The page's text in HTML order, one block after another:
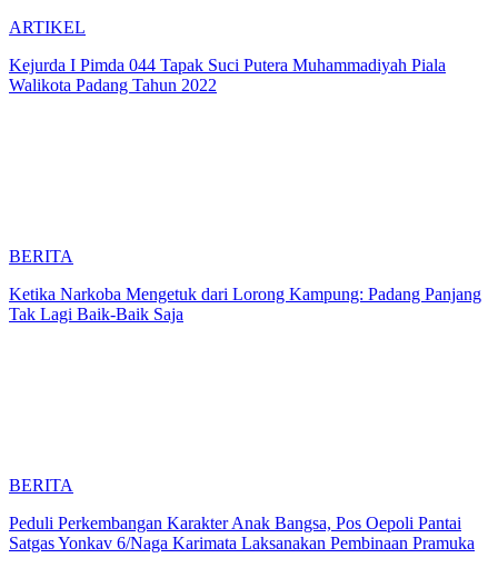
ARTIKEL
Kejurda I Pimda 044 Tapak Suci Putera Muhammadiyah Piala
Walikota Padang Tahun 2022
BERITA
Ketika Narkoba Mengetuk dari Lorong Kampung: Padang Panjang
Tak Lagi Baik-Baik Saja
BERITA
Peduli Perkembangan Karakter Anak Bangsa, Pos Oepoli Pantai
Satgas Yonkav 6/Naga Karimata Laksanakan Pembinaan Pramuka